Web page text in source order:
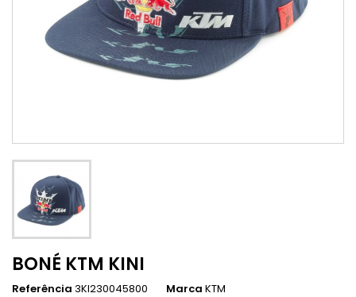
BONÉ KTM KINI
Referência 3KI230045800 Marca KTM